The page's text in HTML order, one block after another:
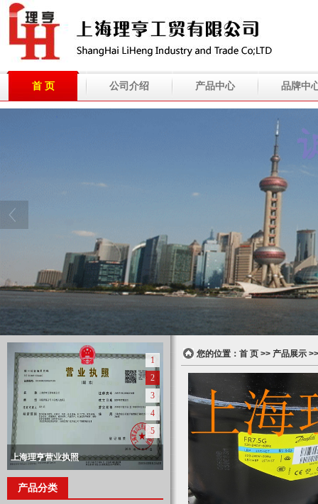
首 页 公司介绍 产品中心 品牌中
上海理亨营业执照正本
null
上海理亨营业执照
上海理亨仓库
null
上海理亨仓库
null
上海理亨仓库
null
1
2
3
4
5
产品分类
您的位置： 首 页 >> 产品展示